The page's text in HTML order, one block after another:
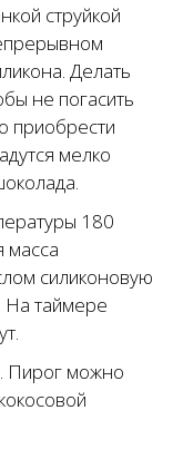
струйкой
Делать
не погасить
приобрести
мелко
180
масса
силиконовую
На таймере
Пирог можно